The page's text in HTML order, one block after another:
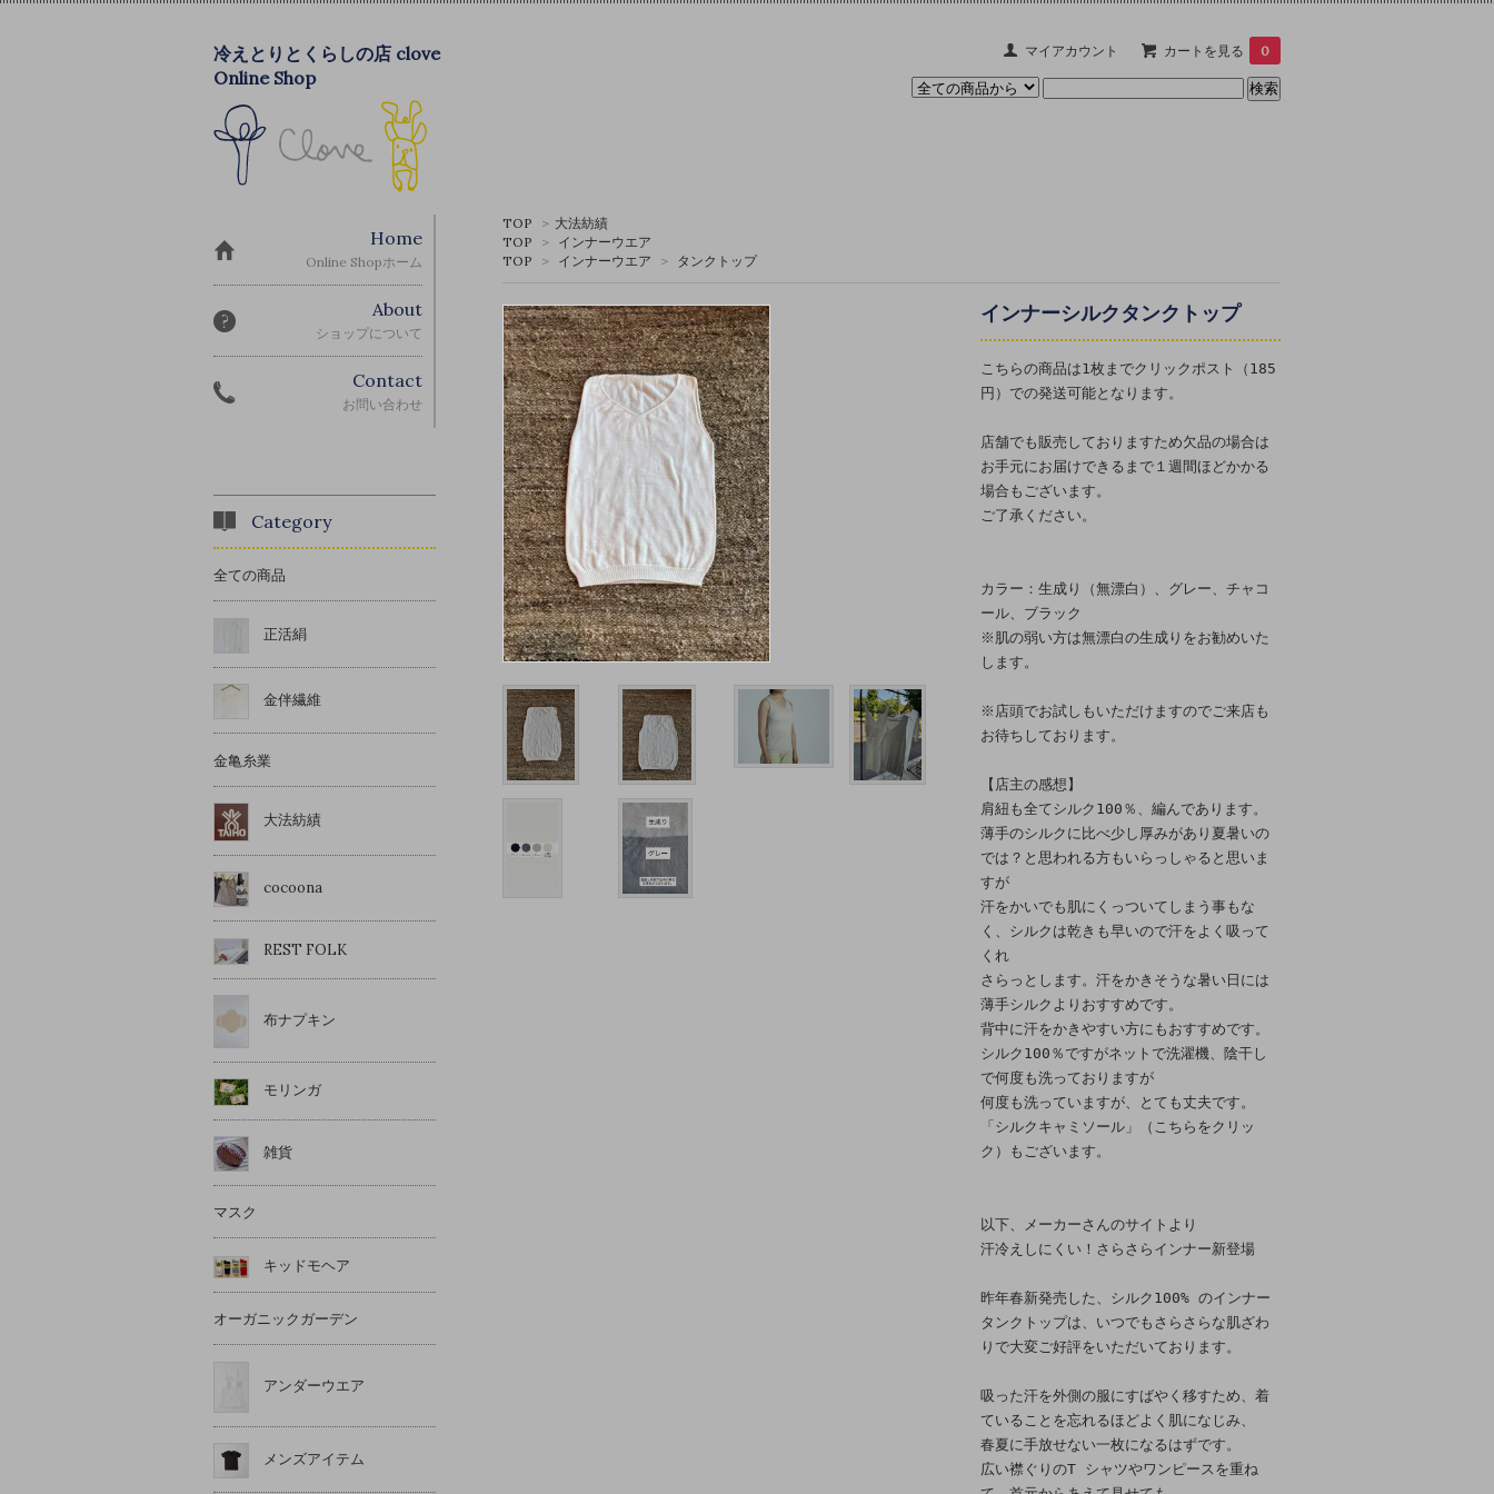
マイアカウント カートを見る 0
冷えとりとくらしの店 clove
Online Shop
TOP > 大法紡績
TOP
> インナーウエア
TOP
> インナーウエア > タンクトップ
インナーシルクタンクトップ
こちらの商品は1枚までクリックポスト（185
円）での発送可能となります。
店舗でも販売しておりますため欠品の場合は
お手元にお届けできるまで１週間ほどかかる
場合もございます。
ご了承ください。
カラー：生成り（無漂白）、グレー、チャコ
ール、ブラック
※肌の弱い方は無漂白の生成りをお勧めいた
します。
※店頭でお試しもいただけますのでご来店も
お待ちしております。
【店主の感想】
肩紐も全てシルク100％、編んであります。
薄手のシルクに比べ少し厚みがあり夏暑いの
では？と思われる方もいらっしゃると思いま
すが
汗をかいでも肌にくっついてしまう事もな
く、シルクは乾きも早いので汗をよく吸って
くれ
さらっとします。汗をかきそうな暑い日には
薄手シルクよりおすすめです。
背中に汗をかきやすい方にもおすすめです。
シルク100％ですがネットで洗濯機、陰干し
で何度も洗っておりますが
何度も洗っていますが、とても丈夫です。
「シルクキャミソール」（こちらをクリッ
ク）もございます。
以下、メーカーさんのサイトより
汗冷えしにくい！さらさらインナー新登場
昨年春新発売した、シルク100% のインナー
タンクトップは、いつでもさらさらな肌ざわ
りで大変ご好評をいただいております。
吸った汗を外側の服にすばやく移すため、着
ていることを忘れるほどよく肌になじみ、
春夏に手放せない一枚になるはずです。
広い襟ぐりのT シャツやワンピースを重ね
Home
Online Shopホーム
About
ショップについて
Contact
お問い合わせ
Category
全ての商品
正活絹
金伴繊維
金亀糸業
大法紡績
cocoona
REST FOLK
布ナプキン
モリンガ
雑貨
マスク
キッドモヘア
オーガニックガーデン
アンダーウエア
メンズアイテム